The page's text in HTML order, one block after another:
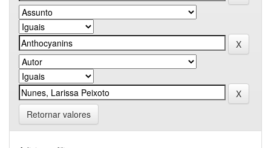
Retornar valores